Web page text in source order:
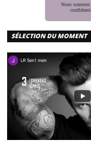
Nous
SÉLECTION DU MOMENT